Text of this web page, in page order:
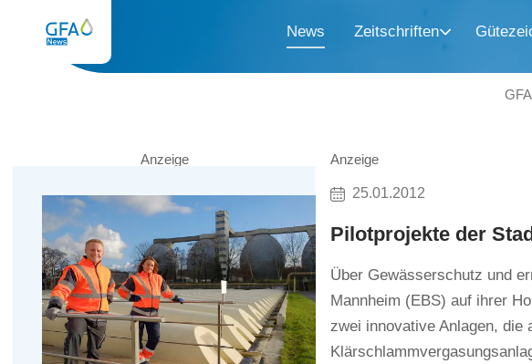
News Zeitschriften
Anzeige
25.01.2012
Pilotprojekte der
Über Gewässerschutz und
Mannheim (EBS) auf ihrer
zwei innovative Anlagen, die
Anzeige